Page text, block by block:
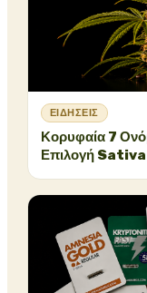
ΕΙΔΉΣΕΙΣ
Κορυφαία 7
Επιλογή Sativa